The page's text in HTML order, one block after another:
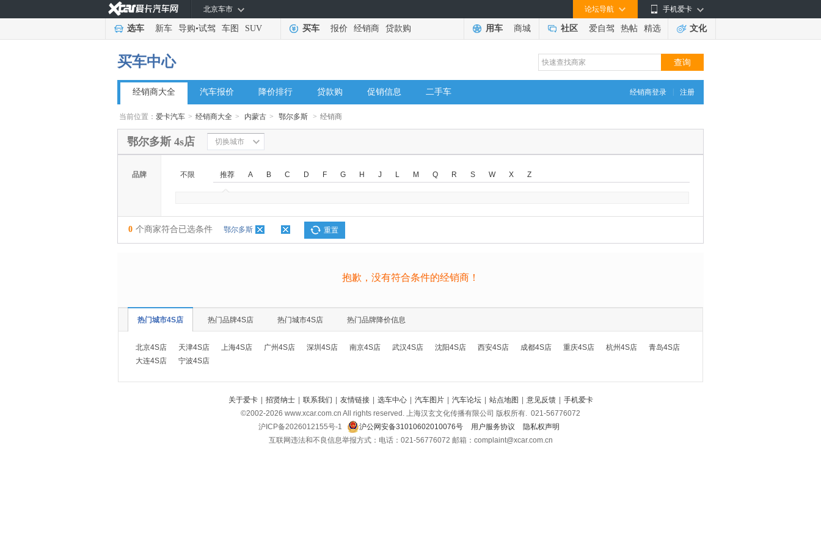
手机爱卡
论坛导航
北京车市
选车 新车 导购•试驾 车图 SUV 买车 报价 经销商 贷款购 用车 商城 社区 爱自驾 热帖 精选 文化
买车中心
经销商登录 注册
经销商大全 汽车报价 降价排行 贷款购 促销信息 二手车
当前位置： 爱卡汽车 > 经销商大全 > 内蒙古 > 鄂尔多斯 > 经销商
鄂尔多斯 4s店 切换城市
品牌 不限 推荐 A B C D F G H J L M Q R S W X Z
◆
◆
0 个商家符合已选条件 鄂尔多斯 重置
抱歉，没有符合条件的经销商！
热门城市4S店 热门品牌4S店 热门城市4S店 热门品牌降价信息
北京4S店 天津4S店 上海4S店 广州4S店 深圳4S店 南京4S店 武汉4S店 沈阳4S店 西安4S店 成都4S店 重庆4S店 杭州4S店
青岛4S店
大连4S店
宁波4S店
关于爱卡 | 招贤纳士 | 联系我们 | 友情链接 | 选车中心 | 汽车图片 | 汽车论坛 | 站点地图 | 意见反馈 | 手机爱卡
©2002-2026 www.xcar.com.cn All rights reserved. 上海汉玄文化传播有限公司 版权所有. 021-56776072
沪ICP备2026012155号-1
沪公网安备31010602010076号 用户服务协议
隐私权声明
互联网违法和不良信息举报方式：电话：021-56776072 邮箱：complaint@xcar.com.cn